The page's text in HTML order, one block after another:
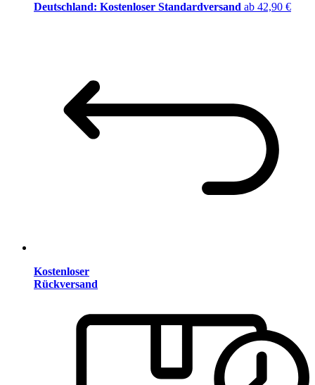
Deutschland: Kostenloser Standardversand ab 42,90 €
Kostenloser
Rückversand